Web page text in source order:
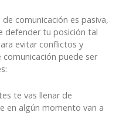
comunicación es pasiva,
defender tu posición tal
evitar conflictos y
puede ser
te vas llenar de
en algún momento van a